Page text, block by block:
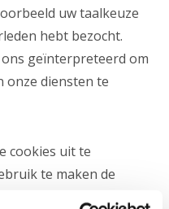
uw taalkeuze
hebt bezocht.
geïnterpreteerd om
onze diensten te
cookies uit te
te maken de